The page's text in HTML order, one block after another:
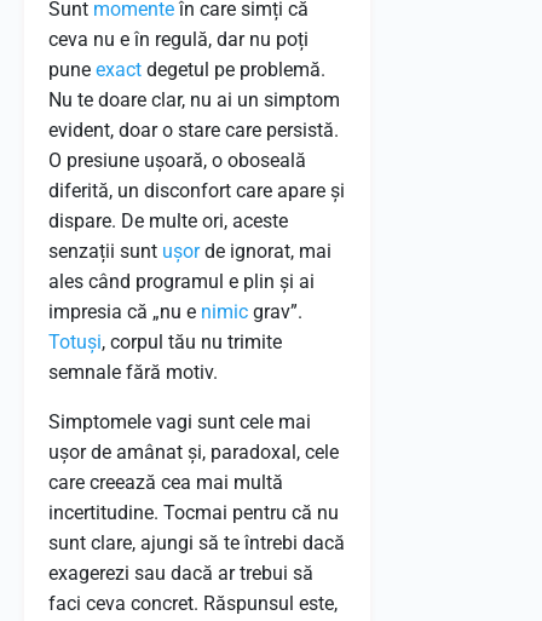
Sunt momenteîn care simți că
ceva nu e în regulă, dar nu poți
pune exact degetul pe problemă.
Nu te doare clar, nu ai un simptom
evident, doar o stare care persistă.
O presiune ușoară, o oboseală
diferită, un disconfort care apare și
dispare. De multe ori, aceste
senzații sunt ușorde ignorat, mai
ales când programul e plin și ai
impresia că „nu e nimic grav”.
Totuși, corpul tău nu trimite
semnale fără motiv.
Simptomele vagi sunt cele mai
ușor de amânat și, paradoxal, cele
care creează cea mai multă
incertitudine. Tocmai pentru că nu
sunt clare, ajungi să te întrebi dacă
exagerezi sau dacă ar trebui să
faci ceva concret. Răspunsul este,